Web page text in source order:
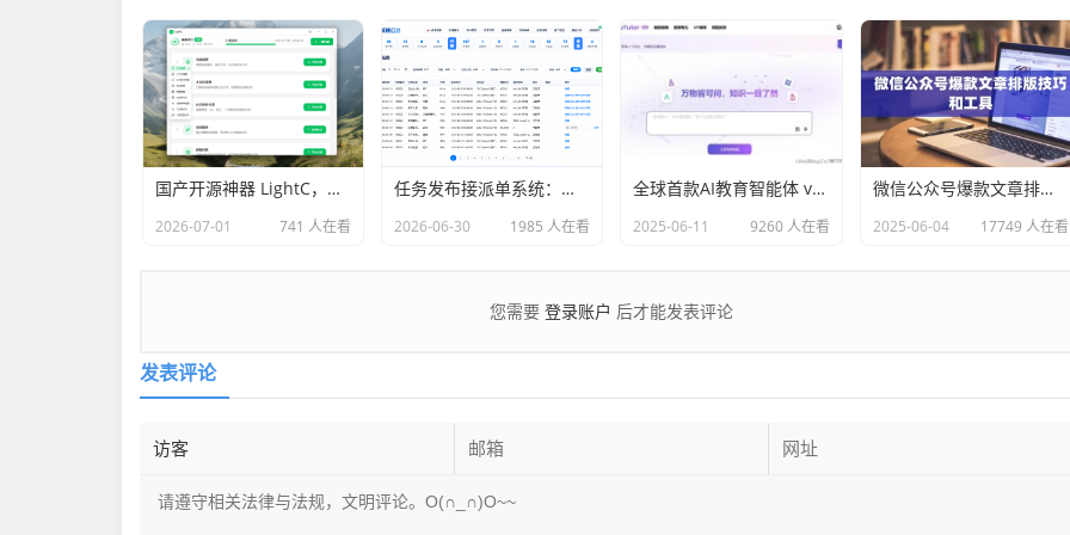
国产开源神器 LightC，免费、开源、干净且强大的C盘清理工具
2026-07-01 741 人在看
任务发布接派单系统：一站式任务发布、接单、派单、交付、结算平台
2026-06-30 1985 人在看
全球首款AI教育智能体 videotutor.io
2025-06-11 9260 人在看
微信公众号爆款文章排版技巧和工具
2025-06-04 17749 人在看
您需要 登录账户 后才能发表评论
发表评论